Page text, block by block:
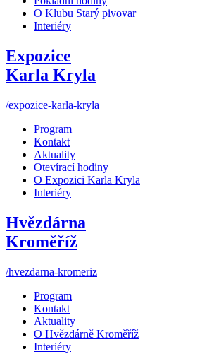
O Klubu Starý pivovar
Interiéry
Expozice
Karla Kryla
/expozice-karla-kryla
Program
Kontakt
Aktuality
Otevírací hodiny
O Expozici Karla Kryla
Interiéry
Hvězdárna
Kroměříž
/hvezdarna-kromeriz
Program
Kontakt
Aktuality
O Hvězdárně Kroměříž
Interiéry